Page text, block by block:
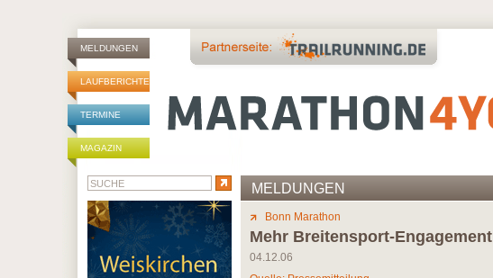
MELDUNGEN
LAUFBERICHTE
TERMINE
MAGAZIN
MELDUNGEN
Bonn Marathon
Mehr Breitensport-Engagement
04.12.06